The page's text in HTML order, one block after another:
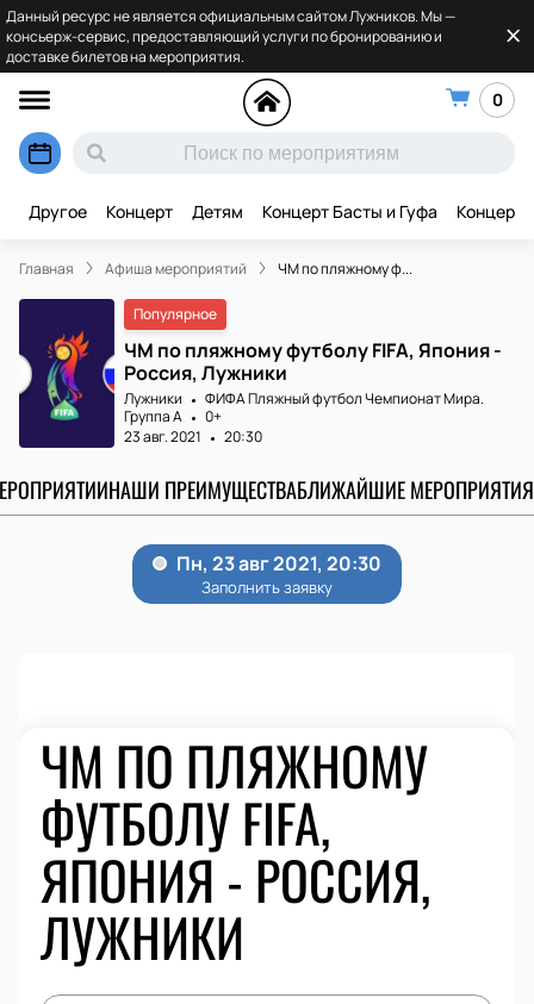
Данный ресурс не является официальным сайтом Лужников. Мы —
консьерж-сервис, предоставляющий услуги по бронированию и
доставке билетов на мероприятия.
0
Другое Концерт Детям Концерт Басты и Гуфа Концерт
Главная Афиша мероприятий ЧМ по пляжному ф...
Популярное
ЧМ по пляжному футболу FIFA, Япония -
Россия, Лужники
Лужники
ФИФА Пляжный футбол Чемпионат Мира.
Группа A
0+
23 авг. 2021
20:30
НАШИ ПРЕИМУЩЕСТВАБЛИЖАЙШИЕ МЕРОПРИЯТИЯ
ЧМ ПО ПЛЯЖНОМУ
ФУТБОЛУ FIFA,
ЯПОНИЯ - РОССИЯ,
ЛУЖНИКИ